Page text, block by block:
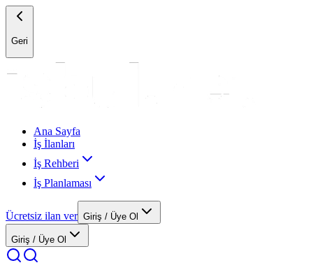
Geri
Ana Sayfa
İş İlanları
İş Rehberi
İş Planlaması
Ücretsiz ilan ver Giriş / Üye Ol
Giriş / Üye Ol